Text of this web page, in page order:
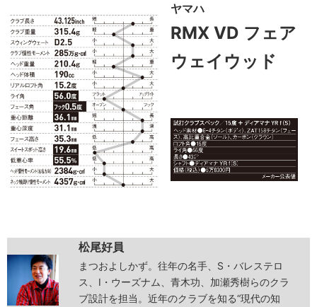
ヤマハ
RMX VD フェア
ウェイウッド
松尾好員
まつおよしかず。往年の名手、S・バレステロ
ス、I・ウーズナム、青木功、加瀬秀樹らのクラ
ブ設計を担当。近年のクラブを知る“現代の知